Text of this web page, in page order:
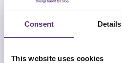
Consent Details
This website uses cookies
SpecialistenNet biedt voor
en coaching. Met
tot bloei.